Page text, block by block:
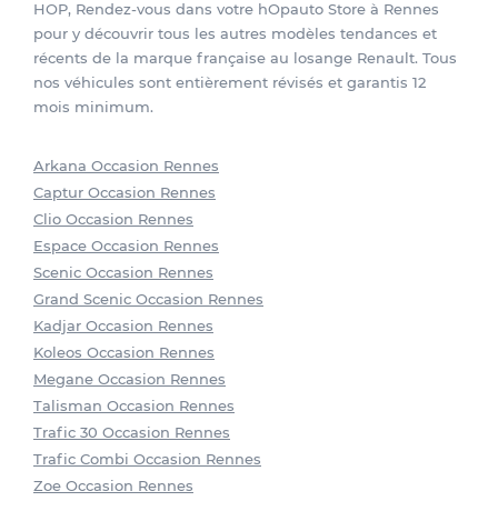
HOP, Rendez-vous dans votre hOpauto Store à Rennes
pour y découvrir tous les autres modèles tendances et
récents de la marque française au losange Renault. Tous
nos véhicules sont entièrement révisés et garantis 12
mois minimum.
Arkana Occasion Rennes
Captur Occasion Rennes
Clio Occasion Rennes
Espace Occasion Rennes
Scenic Occasion Rennes
Grand Scenic Occasion Rennes
Kadjar Occasion Rennes
Koleos Occasion Rennes
Megane Occasion Rennes
Talisman Occasion Rennes
Trafic 30 Occasion Rennes
Trafic Combi Occasion Rennes
Zoe Occasion Rennes